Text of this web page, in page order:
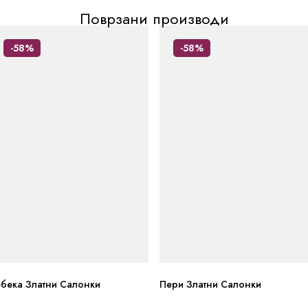
Поврзани производи
-58%
Златни Салонки
-58%
Пери Златни Салонки